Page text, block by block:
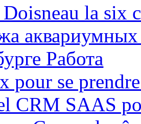
la six
аквариумных
Работа
pour se
CRM SAAS